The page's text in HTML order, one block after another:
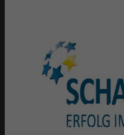
H. WILHELM
Seit mehr als 80 Jahren